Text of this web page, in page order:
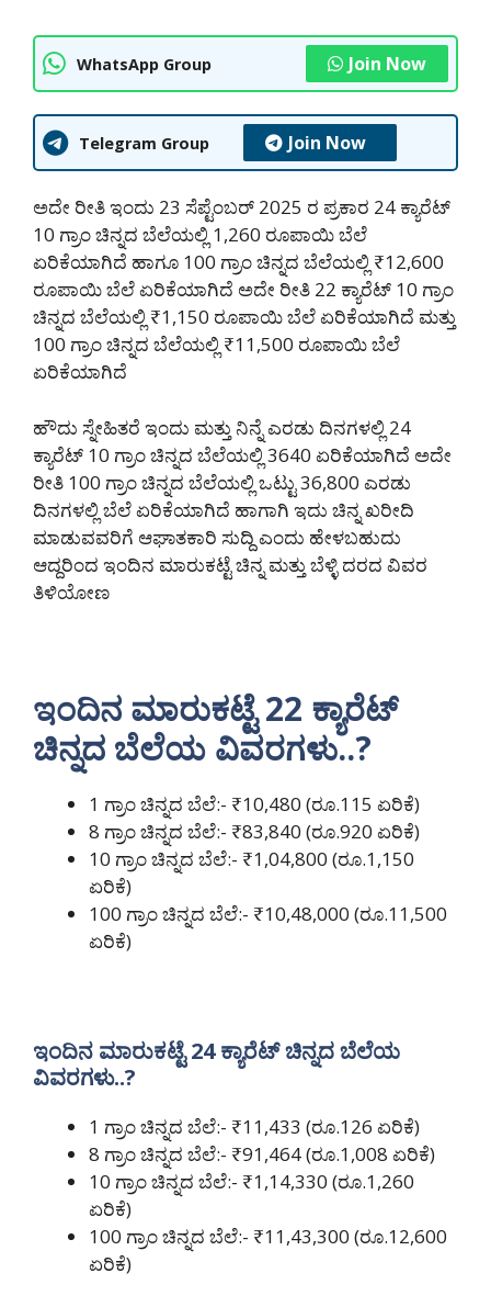
WhatsApp Group Join Now
Telegram Group Join Now
ಅದೇ ರೀತಿ ಇಂದು 23 ಸೆಪ್ಟೆಂಬರ್ 2025 ರ ಪ್ರಕಾರ 24 ಕ್ಯಾರೆಟ್
10 ಗ್ರಾಂ ಚಿನ್ನದ ಬೆಲೆಯಲ್ಲಿ 1,260 ರೂಪಾಯಿ ಬೆಲೆ
ಏರಿಕೆಯಾಗಿದೆ ಹಾಗೂ 100 ಗ್ರಾಂ ಚಿನ್ನದ ಬೆಲೆಯಲ್ಲಿ ₹12,600
ರೂಪಾಯಿ ಬೆಲೆ ಏರಿಕೆಯಾಗಿದೆ ಅದೇ ರೀತಿ 22 ಕ್ಯಾರೆಟ್ 10 ಗ್ರಾಂ
ಚಿನ್ನದ ಬೆಲೆಯಲ್ಲಿ ₹1,150 ರೂಪಾಯಿ ಬೆಲೆ ಏರಿಕೆಯಾಗಿದೆ ಮತ್ತು
100 ಗ್ರಾಂ ಚಿನ್ನದ ಬೆಲೆಯಲ್ಲಿ ₹11,500 ರೂಪಾಯಿ ಬೆಲೆ
ಏರಿಕೆಯಾಗಿದೆ
ಹೌದು ಸ್ನೇಹಿತರೆ ಇಂದು ಮತ್ತು ನಿನ್ನೆ ಎರಡು ದಿನಗಳಲ್ಲಿ 24
ಕ್ಯಾರೆಟ್ 10 ಗ್ರಾಂ ಚಿನ್ನದ ಬೆಲೆಯಲ್ಲಿ 3640 ಏರಿಕೆಯಾಗಿದೆ ಅದೇ
ರೀತಿ 100 ಗ್ರಾಂ ಚಿನ್ನದ ಬೆಲೆಯಲ್ಲಿ ಒಟ್ಟು 36,800 ಎರಡು
ದಿನಗಳಲ್ಲಿ ಬೆಲೆ ಏರಿಕೆಯಾಗಿದೆ ಹಾಗಾಗಿ ಇದು ಚಿನ್ನ ಖರೀದಿ
ಮಾಡುವವರಿಗೆ ಆಘಾತಕಾರಿ ಸುದ್ದಿ ಎಂದು ಹೇಳಬಹುದು
ಆದ್ದರಿಂದ ಇಂದಿನ ಮಾರುಕಟ್ಟೆ ಚಿನ್ನ ಮತ್ತು ಬೆಳ್ಳಿ ದರದ ವಿವರ
ತಿಳಿಯೋಣ
ಇಂದಿನ ಮಾರುಕಟ್ಟೆ 22 ಕ್ಯಾರೆಟ್
ಚಿನ್ನದ ಬೆಲೆಯ ವಿವರಗಳು..?
1 ಗ್ರಾಂ ಚಿನ್ನದ ಬೆಲೆ:- ₹10,480 (ರೂ.115 ಏರಿಕೆ)
8 ಗ್ರಾಂ ಚಿನ್ನದ ಬೆಲೆ:- ₹83,840 (ರೂ.920 ಏರಿಕೆ)
10 ಗ್ರಾಂ ಚಿನ್ನದ ಬೆಲೆ:- ₹1,04,800 (ರೂ.1,150
ಏರಿಕೆ)
100 ಗ್ರಾಂ ಚಿನ್ನದ ಬೆಲೆ:- ₹10,48,000 (ರೂ.11,500
ಏರಿಕೆ)
ಇಂದಿನ ಮಾರುಕಟ್ಟೆ 24 ಕ್ಯಾರೆಟ್ ಚಿನ್ನದ ಬೆಲೆಯ
ವಿವರಗಳು..?
1 ಗ್ರಾಂ ಚಿನ್ನದ ಬೆಲೆ:- ₹11,433 (ರೂ.126 ಏರಿಕೆ)
8 ಗ್ರಾಂ ಚಿನ್ನದ ಬೆಲೆ:- ₹91,464 (ರೂ.1,008 ಏರಿಕೆ)
10 ಗ್ರಾಂ ಚಿನ್ನದ ಬೆಲೆ:- ₹1,14,330 (ರೂ.1,260
ಏರಿಕೆ)
100 ಗ್ರಾಂ ಚಿನ್ನದ ಬೆಲೆ:- ₹11,43,300 (ರೂ.12,600
ಏರಿಕೆ)